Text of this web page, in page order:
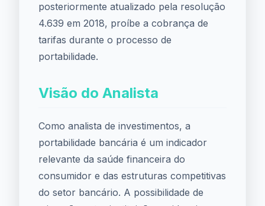
posteriormente atualizado pela resolução
4.639 em 2018, proíbe a cobrança de
tarifas durante o processo de
portabilidade.
Visão do Analista
Como analista de investimentos, a
portabilidade bancária é um indicador
relevante da saúde financeira do
consumidor e das estruturas competitivas
do setor bancário. A possibilidade de